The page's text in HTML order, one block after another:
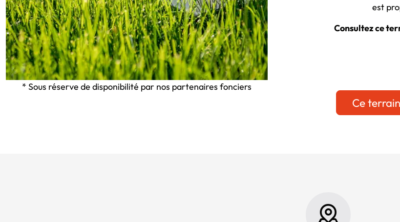
est
Consultez ce
Ce
* Sous réserve de disponibilité par nos partenaires fonciers